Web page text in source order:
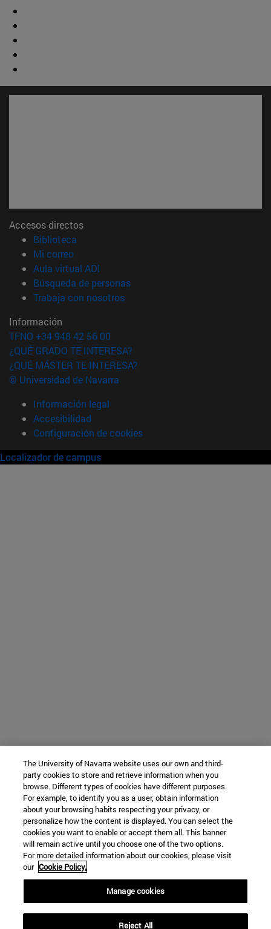
Accesos directos
Biblioteca
Mi correo(abre en nueva ventana)
Aula virtual ADI
Búsqueda de personas(abre en nueva ventana)
Trabaja con nosotros(abre en nueva ventana)
Información
TFNO +34 948 42 56 00
¿QUÉ GRADO TE INTERESA?
¿QUÉ MÁSTER TE INTERESA?
© Universidad de Navarra
Información legal
Accesibilidad
Configuración de cookies
Localizador de campus
The University of Navarra website uses our own and third-
party cookies to store and retrieve information when you
browse. Different types of cookies have different purposes.
For example, to identify you as a user, obtain information
about your browsing habits respecting your privacy, or
personalize how the content is displayed. You can select the
cookies you want to enable or accept them all. This banner
will remain active until you choose one of the two options.
For more detailed information about our cookies, please visit
our Cookie Policy.
Manage cookies
Reject All